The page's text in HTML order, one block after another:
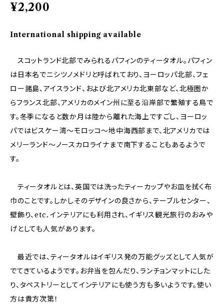
¥2,200
International shipping available
スコットランド北部でみられるパフィンのティータオル。パフィン
は日本名でニシツノメドリと呼ばれており、ヨーロッパ北部、フェ
ロー諸島、アイスランド、および北アメリカ北東部など、北極圏か
らフランス北部、アメリカのメイン州に至る沿岸部で繁殖する鳥で
す。冬季になると数か月は陸から離れた海上ですごし、ヨーロッ
パではビスケー湾～モロッコ～地中海西部まで、北アメリカでは
メリーランド～ノースカロライナまで南下することもあるようで
す。
ティータオルとは、英国では洗ったティーカップやお皿を拭く布
巾のことです。しかしそのデザインの良さから、テーブルセンター、
壁飾り、etc．インテリアにも利用され、イギリス観光旅行のおみや
げとしても人気があります。
最近では、ティータオルはイギリス発の万能グッズとして人気が
でてきているようです。お弁当を包んだり、ランチョンマットにした
り、タペストリーとしてインテリアにも使う方も多いようです。使い
方は貴方次第！